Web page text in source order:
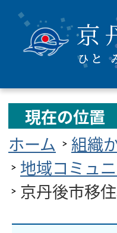
現在の位置
ホーム
組織
地域コミュ
京丹後市移